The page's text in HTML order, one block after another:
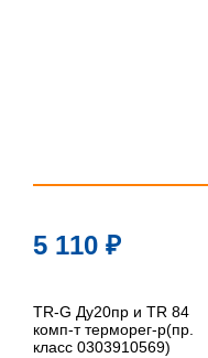
5 110 ₽
TR-G Ду20пр и TR 84
комп-т терморег-р(пр.
класс 0303910569)